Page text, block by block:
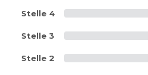
Stelle 4
Stelle 3
Stelle 2